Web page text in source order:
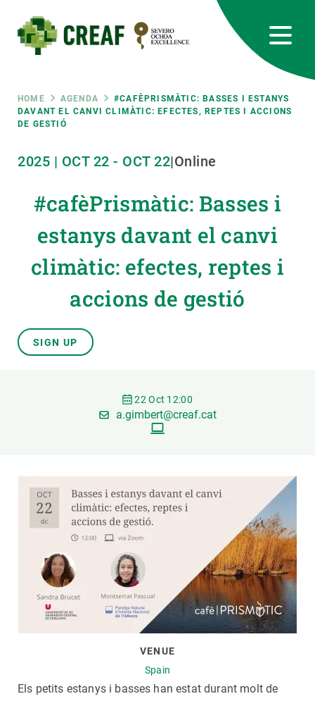
main
content
Breadcrumb
HOME AGENDA
#CAFÈPRISMÀTIC: BASSES I ESTANYS
DAVANT EL CANVI CLIMÀTIC: EFECTES, REPTES I ACCIONS
DE GESTIÓ
2025 | OCT 22 - OCT 22|Online
#cafèPrismàtic: Basses i
estanys davant el canvi
climàtic: efectes, reptes i
accions de gestió
SIGN UP
22 Oct 12:00
a.gimbert@creaf.cat
VENUE
Spain
Els petits estanys i basses han estat durant molt de
RRSS
responsive
Responsive
menu
ABOUT US
GET INVOLVED